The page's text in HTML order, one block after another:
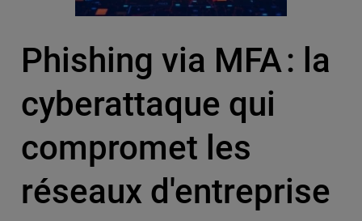
Phishing via MFA : la
cyberattaque qui
compromet les
réseaux d'entreprise